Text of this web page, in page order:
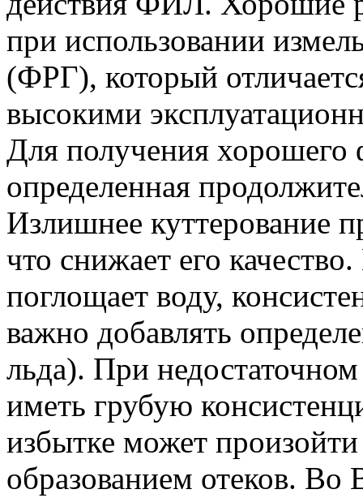
при использовании
(ФРГ), который
высокими
Для получения
определенная
Излишнее куттерование
что снижает его
поглощает воду,
важно добавлять
льда). При
иметь грубую
избытке может произойти
образованием отеков.